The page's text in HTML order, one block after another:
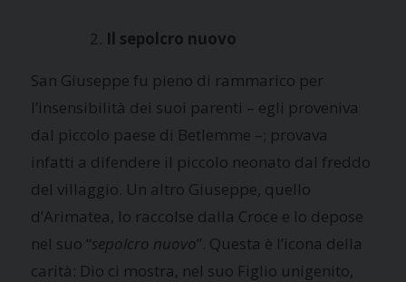
Il sepolcro nuovo
San Giuseppe fu pieno di rammarico per
l’insensibilità dei suoi parenti – egli proveniva
dal piccolo paese di Betlemme –; provava
infatti a difendere il piccolo neonato dal freddo
del villaggio. Un altro Giuseppe, quello
d’Arimatea, lo raccolse dalla Croce e lo depose
nel suo “sepolcro nuovo”. Questa è l’icona della
carità: Dio ci mostra, nel suo Figlio unigenito,